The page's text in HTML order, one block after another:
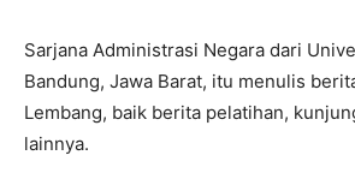
Sarjana Administrasi Negara dari
Bandung, Jawa Barat, itu menulis
Lembang, baik berita pelatihan,
lainnya.